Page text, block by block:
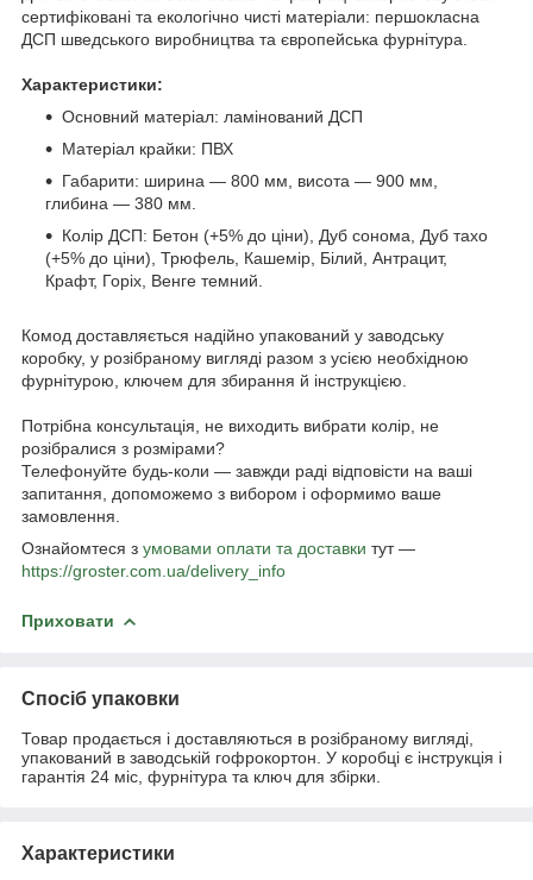
сертифіковані та екологічно чисті матеріали: першокласна
ДСП шведського виробництва та європейська фурнітура.
Характеристики:
Основний матеріал: ламінований ДСП
Матеріал крайки: ПВХ
Габарити: ширина — 800 мм, висота — 900 мм,
глибина — 380 мм.
Колір ДСП: Бетон (+5% до ціни), Дуб сонома, Дуб тахо
(+5% до ціни), Трюфель, Кашемір, Білий, Антрацит,
Крафт, Горіх, Венге темний.
Комод доставляється надійно упакований у заводську
коробку, у розібраному вигляді разом з усією необхідною
фурнітурою, ключем для збирання й інструкцією.
Потрібна консультація, не виходить вибрати колір, не
розібралися з розмірами?
Телефонуйте будь-коли — завжди раді відповісти на ваші
запитання, допоможемо з вибором і оформимо ваше
замовлення.
Ознайомтеся з умовами оплати та доставки тут —
https://groster.com.ua/delivery_info
Приховати
Спосіб упаковки
Товар продається і доставляються в розібраному вигляді,
упакований в заводській гофрокортон. У коробці є інструкція і
гарантія 24 міс, фурнітура та ключ для збірки.
Характеристики